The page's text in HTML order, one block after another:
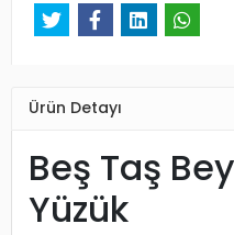
Ürün Detayı
Beş Taş
Yüzük